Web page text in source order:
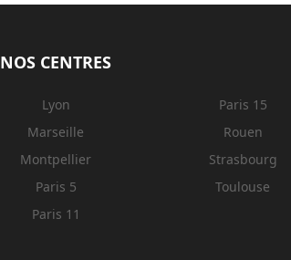
NOS CENTRES
Lyon
Marseille
Montpellier
Paris 5
Paris 11
Paris 15
Rouen
Strasbourg
Toulouse